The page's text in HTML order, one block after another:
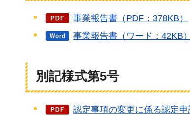
事業報告書（PDF：378KB）
事業報告書（ワード：42KB）
別記様式第5号
認定事項の変更に係る認定申